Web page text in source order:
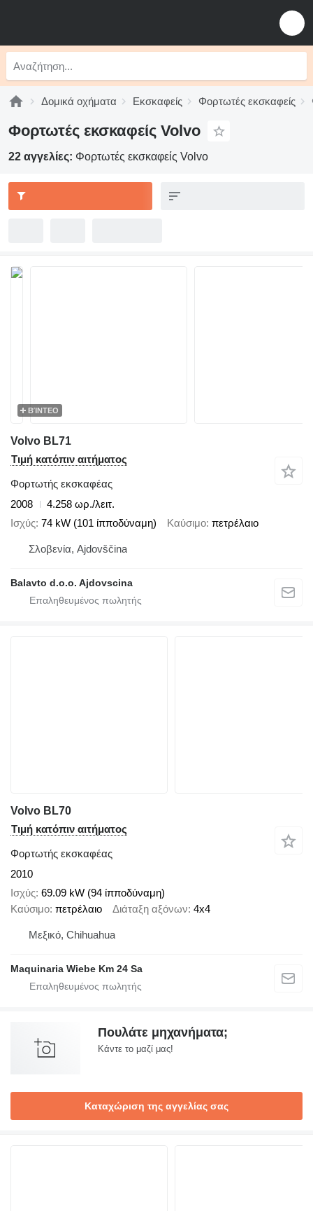
Δομικά οχήματα Εκσκαφείς Φορτωτές εκσκαφείς
Φορτωτές εκσκαφείς Volvo
22 αγγελίες: Φορτωτές εκσκαφείς Volvo
ΒΊΝΤΕΟ
Volvo BL71
Τιμή κατόπιν αιτήματος
Φορτωτής εκσκαφέας
2008
4.258 ωρ./λειτ.
Ισχύς 74 kW (101 ίπποδύναμη) Καύσιμο πετρέλαιο
Σλοβενία, Ajdovščina
Balavto d.o.o. Ajdovscina
Volvo BL70
Τιμή κατόπιν αιτήματος
Φορτωτής εκσκαφέας
2010
Ισχύς 69.09 kW (94 ίπποδύναμη)
Καύσιμο πετρέλαιο Διάταξη αξόνων 4x4
Μεξικό, Chihuahua
Maquinaria Wiebe Km 24 Sa
Πουλάτε μηχανήματα;
Κάντε το μαζί μας!
Καταχώριση της αγγελίας σας